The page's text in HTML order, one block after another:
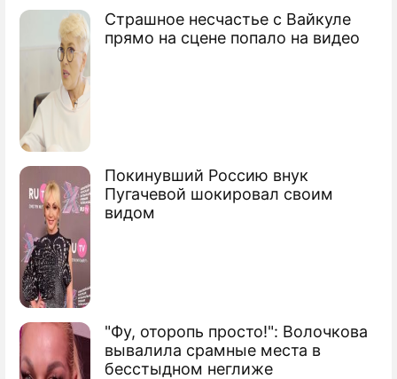
Страшное несчастье с Вайкуле
прямо на сцене попало на видео
Покинувший Россию внук
Пугачевой шокировал своим
видом
"Фу, оторопь просто!": Волочкова
вывалила срамные места в
бесстыдном неглиже
Пиратам закрыли сушу и воздух